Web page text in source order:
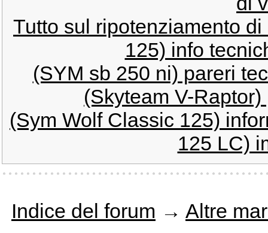
Tutto sul ripotenziamento
125) info
(SYM sb 250 ni) pareri
(Skyteam V-
(Sym Wolf Classic 125)
125 LC)
Indice del forum → Altre